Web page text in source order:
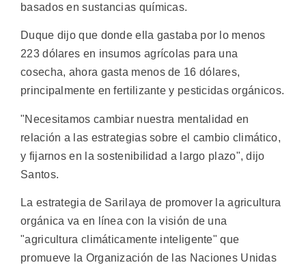
basados en sustancias químicas.
Duque dijo que donde ella gastaba por lo menos
223 dólares en insumos agrícolas para una
cosecha, ahora gasta menos de 16 dólares,
principalmente en fertilizante y pesticidas orgánicos.
"Necesitamos cambiar nuestra mentalidad en
relación a las estrategias sobre el cambio climático,
y fijarnos en la sostenibilidad a largo plazo", dijo
Santos.
La estrategia de Sarilaya de promover la agricultura
orgánica va en línea con la visión de una
"agricultura climáticamente inteligente" que
promueve la Organización de las Naciones Unidas